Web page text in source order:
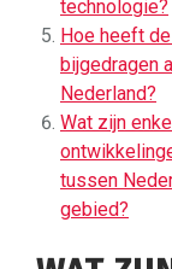
technologie?
Hoe heeft
bijgedragen
Nederland?
Wat zijn
tussen
gebied?